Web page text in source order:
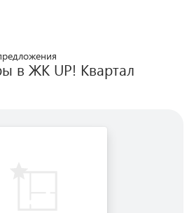
в ЖК UP! Квартал